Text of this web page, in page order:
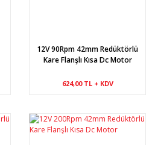
12V 90Rpm 42mm Redüktörlü
Kare Flanşlı Kısa Dc Motor
624,00 TL + KDV